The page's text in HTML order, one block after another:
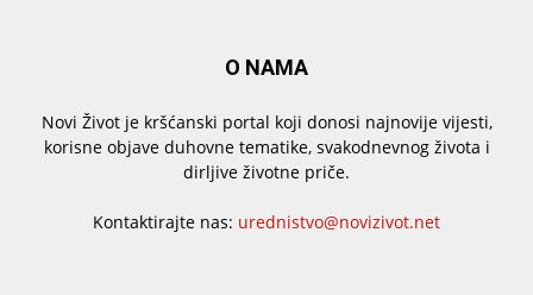
O NAMA
Novi Život je kršćanski portal koji donosi najnovije vijesti,
korisne objave duhovne tematike, svakodnevnog života i
dirljive životne priče.
Kontaktirajte nas: urednistvo@novizivot.net